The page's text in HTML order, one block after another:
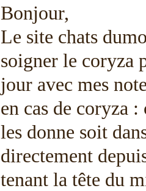
Bonjour,
Le site chats
soigner le coryza
jour avec mes
en cas de coryza :
les donne soit
directement
tenant la tête du